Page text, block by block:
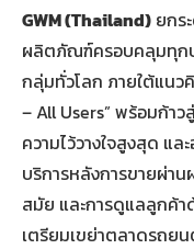
GWM (Thailand) ยกร
ผลิตภัณฑ์ครอบคลุมทุกป
กลุ่มทั่วโลก ภายใต้แนว
– All Users” พร้อมก้า
ความไว้วางใจสูงสุด แ
บริการหลังการขายผ่า
สมัย และการดูแลลูกค้า
เตรียมเขย่าตลาดรถย